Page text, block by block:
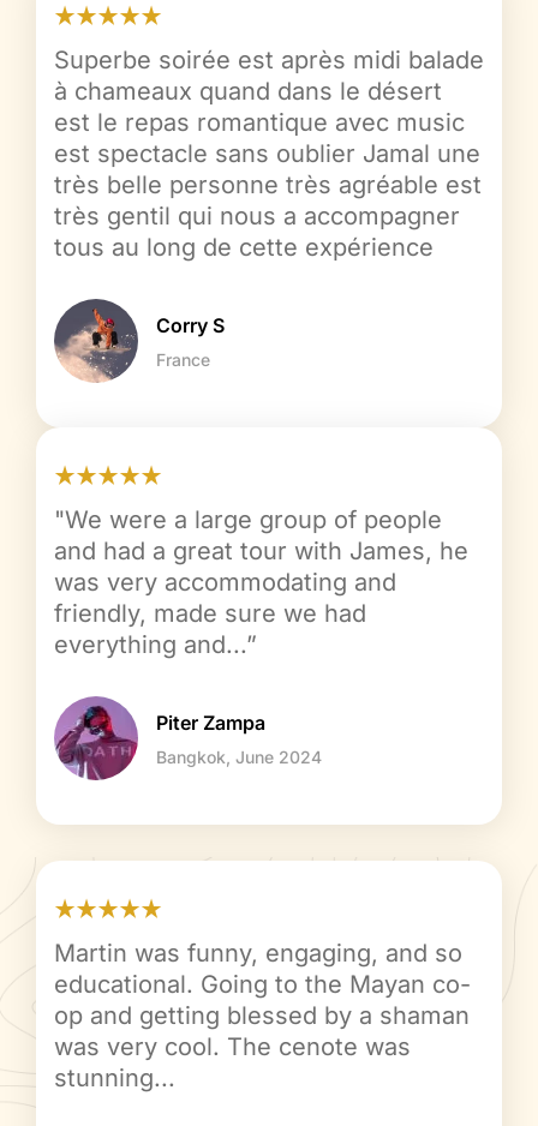
Superbe soirée est après midi balade
à chameaux quand dans le désert
est le repas romantique avec music
est spectacle sans oublier Jamal une
très belle personne très agréable est
très gentil qui nous a accompagner
tous au long de cette expérience
Corry S
France
"We were a large group of people
and had a great tour with James, he
was very accommodating and
friendly, made sure we had
everything and...”
Piter Zampa
Bangkok, June 2024
Martin was funny, engaging, and so
educational. Going to the Mayan co-
op and getting blessed by a shaman
was very cool. The cenote was
stunning...